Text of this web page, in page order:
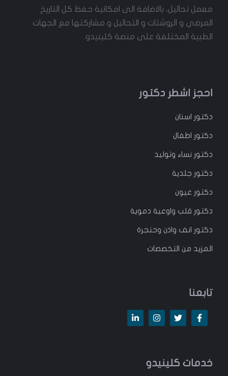
معمل تحاليل، بالاضافة الى امكانية حفظ كل التاريخ
المرضي و الروشتات و التحاليل و مشاركتها مع الجهات
الطبية المختلفة على منصة كلينيدو.
احجز اشطر دكتور
دكتور اسنان
دكتور اطفال
دكتور نساء وتوليد
دكتور جلدية
دكتور عيون
دكتور قلب واوعية دموية
دكتور انف واذن وحنجرة
المزيد من التخصصات
تابعنا
خدمات كلينيدو